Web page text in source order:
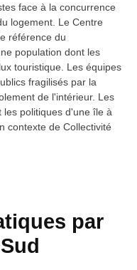
face à la concurrence
logement. Le Centre
référence du
population dont les
touristique. Les équipes
fragilisés par la
de l'intérieur. Les
les politiques d'une île à
contexte de Collectivité
par